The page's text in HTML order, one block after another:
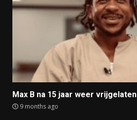
Max B na 15 jaar weer vrijgelaten
9 months ago